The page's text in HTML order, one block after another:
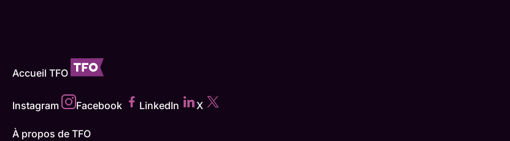
Accueil TFO
Instagram Facebook LinkedIn X
À propos de TFO